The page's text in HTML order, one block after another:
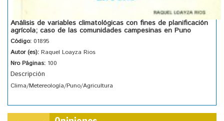
Análisis de variables climatológicas con fines de planificación
agrícola; caso de las comunidades campesinas en Puno
Código: 01895
Autor (es): Raquel Loayza Rios
Nro Páginas: 100
Descripción
Clima/Metereología/Puno/Agricultura